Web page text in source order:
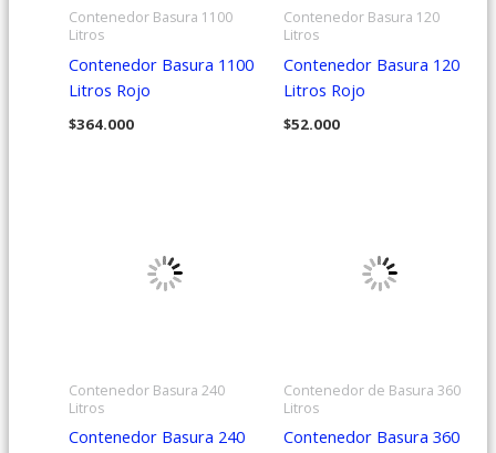
Contenedor Basura 1100
Litros
Contenedor Basura 1100
Litros Rojo
$364.000
Contenedor Basura 120
Litros
Contenedor Basura 120
Litros Rojo
$52.000
Contenedor Basura 240
Litros
Contenedor Basura 240
Contenedor de Basura 360
Litros
Contenedor Basura 360